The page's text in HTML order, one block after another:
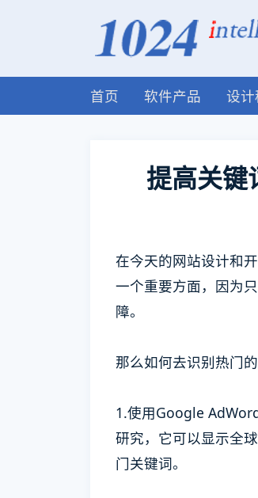
首页 软件产品 设计
提高关键
在今天的网站设计和
一个重要方面，因为
障。
那么如何去识别热门
1.使用Google
研究，它可以显示全
门关键词。